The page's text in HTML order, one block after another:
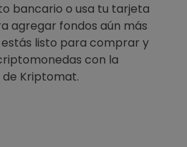
bancario o usa tu tarjeta
agregar fondos aún más
estás listo para comprar y
con la
Kriptomat.